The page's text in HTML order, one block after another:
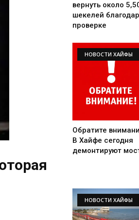
вернуть около
шекелей
проверке
НОВОСТИ ХАЙФЫ
Обратите
В Хайфе сегодня
демонтируют
НОВОСТИ ХАЙФЫ